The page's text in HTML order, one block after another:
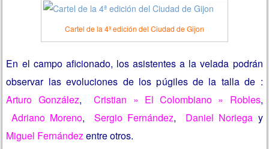
Cartel de la 4ª edición del Ciudad de Gijon
En el campo aficionado, los asistentes a la velada podrán
observar las evoluciones de los púgiles de la talla de :
Arturo González,Cristian » El Colombiano » Robles,
Adriano Moreno, Sergio Fernández, Daniel Noriega y
Miguel Fernándezentre otros.